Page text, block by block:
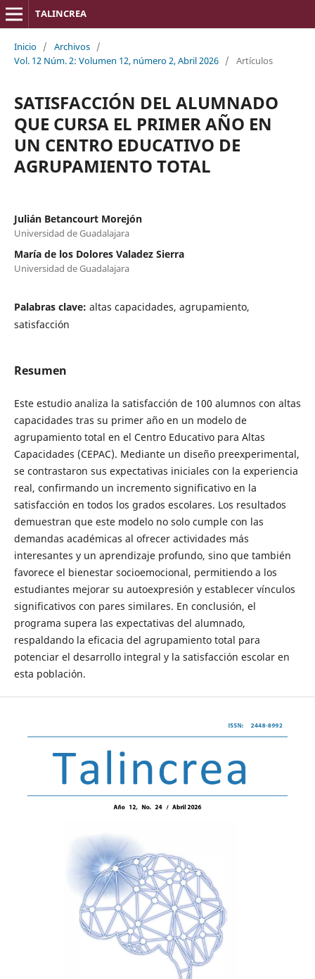
TALINCREA
Inicio / Archivos /
Vol. 12 Núm. 2: Volumen 12, número 2, Abril 2026 / Artículos
SATISFACCIÓN DEL ALUMNADO
QUE CURSA EL PRIMER AÑO EN
UN CENTRO EDUCATIVO DE
AGRUPAMIENTO TOTAL
Julián Betancourt Morejón
Universidad de Guadalajara
María de los Dolores Valadez Sierra
Universidad de Guadalajara
Palabras clave: altas capacidades, agrupamiento,
satisfacción
Resumen
Este estudio analiza la satisfacción de 100 alumnos con altas
capacidades tras su primer año en un modelo de
agrupamiento total en el Centro Educativo para Altas
Capacidades (CEPAC). Mediante un diseño preexperimental,
se contrastaron sus expectativas iniciales con la experiencia
real, confirmando un incremento significativo en la
satisfacción en todos los grados escolares. Los resultados
demuestran que este modelo no solo cumple con las
demandas académicas al ofrecer actividades más
interesantes y un aprendizaje profundo, sino que también
favorece el bienestar socioemocional, permitiendo a los
estudiantes mejorar su autoexpresión y establecer vínculos
significativos con pares similares. En conclusión, el
programa supera las expectativas del alumnado,
respaldando la eficacia del agrupamiento total para
potenciar el desarrollo integral y la satisfacción escolar en
esta población.